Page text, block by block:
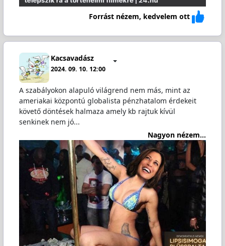
Forrást nézem, kedvelem ott
Kacsavadász
2024. 09. 10. 12:00
A szabályokon alapuló világrend nem más, mint az
ameriakai központú globalista pénzhatalom érdekeit
követő döntések halmaza amely kb rajtuk kívül
senkinek nem jó...
Nagyon nézem...